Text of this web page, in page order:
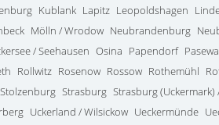
Kublank Lapitz Leopoldshagen
Mölln / Wrodow Neubrandenburg
/ Seehausen Osina Papendorf
Rollwitz Rosenow Rossow Rothemühl
Stolzenburg Strasburg Strasburg
Uckerland / Wilsickow Ueckermünde